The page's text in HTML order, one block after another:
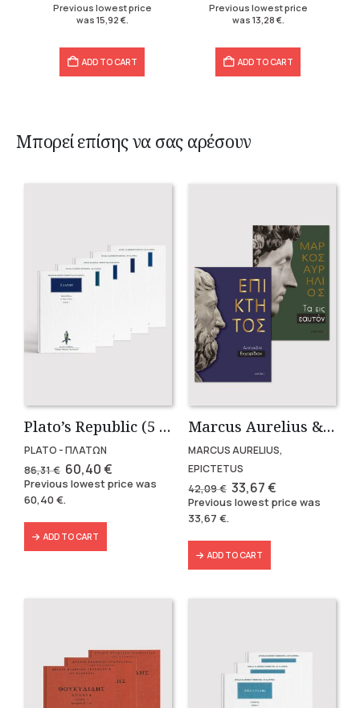
Previous lowest price
was 15,92 €.
ADD TO CART
Previous lowest price
was 13,28 €.
ADD TO CART
Μπορεί επίσης να σας αρέσουν
Plato’s Republic (5 volumes)
PLATO - ΠΛΑΤΩΝ
86,31€ Original
price
was:
86,31 €.
60,40€Current
price
is:
Previous lowest price was
60,40€.
ADD TO CART
Marcus Aurelius & Epictetus (Compact works in Greek)
MARCUS AURELIUS,
EPICTETUS
42,09€ Original
price
was:
33,67€Current
price
is:
Previous lowest price was
33,67 €.
ADD TO CART